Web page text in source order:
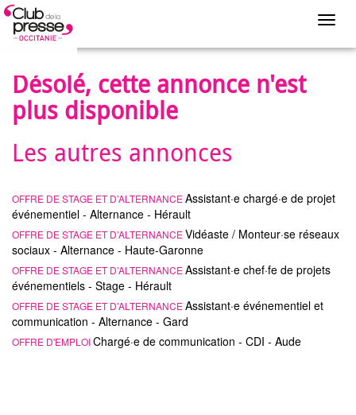
Désolé, cette annonce n'est
plus disponible
Les autres annonces
OFFRE DE STAGE ET D’ALTERNANCEAssistant·e chargé·e de projet
événementiel - Alternance - Hérault
OFFRE DE STAGE ET D’ALTERNANCEVidéaste / Monteur·se réseaux
sociaux - Alternance - Haute-Garonne
OFFRE DE STAGE ET D’ALTERNANCEAssistant·e chef·fe de projets
événementiels - Stage - Hérault
OFFRE DE STAGE ET D’ALTERNANCEAssistant·e événementiel et
communication - Alternance - Gard
OFFRE D'EMPLOIChargé·e de communication - CDI - Aude